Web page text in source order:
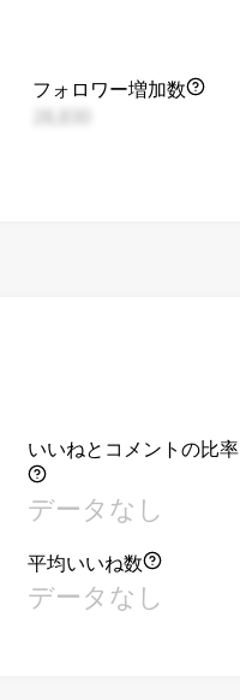
フォロワー増加数
いいねとコメントの比率
データなし
平均いいね数
データなし